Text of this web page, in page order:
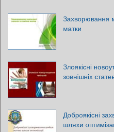
Захворювання
матки
Злоякісні
зовнішніх
Доброякісні
шляхи